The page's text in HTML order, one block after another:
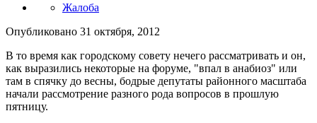
Жалоба
Опубликовано 31 октября, 2012
В то время как городскому совету нечего рассматривать и он,
как выразились некоторые на форуме, "впал в анабиоз" или
там в спячку до весны, бодрые депутаты районного масштаба
начали рассмотрение разного рода вопросов в прошлую
пятницу.